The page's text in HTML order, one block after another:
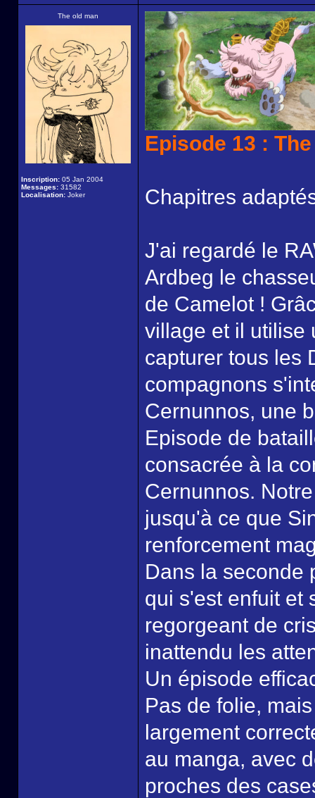
The old man
Inscription: 05 Jan 2004
Messages: 31582
Localisation: Joker
Episode 13 :
Chapitres
J'ai regardé le
Ardbeg le
de Camelot !
village et il utilise
capturer tous les
compagnons
Cernunnos, une
Episode de
consacrée à la
Cernunnos.
jusqu'à ce que
renforcement
Dans la seconde
qui s'est enfuit et
regorgeant de
inattendu les
Un épisode
Pas de folie,
largement
au manga, avec
proches des